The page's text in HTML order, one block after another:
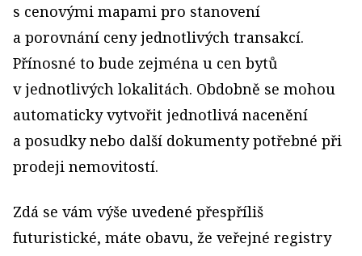
s cenovými mapami pro stanovení
a porovnání ceny jednotlivých transakcí.
Přínosné to bude zejména u cen bytů
v jednotlivých lokalitách. Obdobně se mohou
automaticky vytvořit jednotlivá nacenění
a posudky nebo další dokumenty potřebné při
prodeji nemovitostí.
Zdá se vám výše uvedené přespříliš
futuristické, máte obavu, že veřejné registry